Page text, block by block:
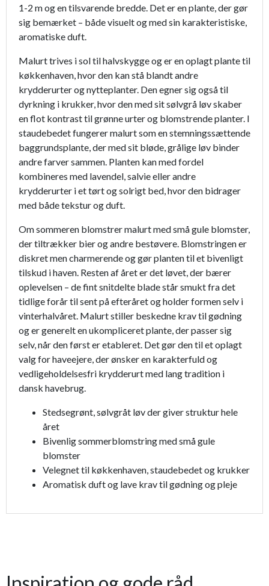
1-2 m og en tilsvarende bredde. Det er en plante, der gør
sig bemærket – både visuelt og med sin karakteristiske,
aromatiske duft.
Malurt trives i sol til halvskygge og er en oplagt plante til
køkkenhaven, hvor den kan stå blandt andre
krydderurter og nytteplanter. Den egner sig også til
dyrkning i krukker, hvor den med sit sølvgrå løv skaber
en flot kontrast til grønne urter og blomstrende planter. I
staudebedet fungerer malurt som en stemningssættende
baggrundsplante, der med sit bløde, grålige løv binder
andre farver sammen. Planten kan med fordel
kombineres med lavendel, salvie eller andre
krydderurter i et tørt og solrigt bed, hvor den bidrager
med både tekstur og duft.
Om sommeren blomstrer malurt med små gule blomster,
der tiltrækker bier og andre bestøvere. Blomstringen er
diskret men charmerende og gør planten til et bivenligt
tilskud i haven. Resten af året er det løvet, der bærer
oplevelsen – de fint snitdelte blade står smukt fra det
tidlige forår til sent på efteråret og holder formen selv i
vinterhalvåret. Malurt stiller beskedne krav til gødning
og er generelt en ukompliceret plante, der passer sig
selv, når den først er etableret. Det gør den til et oplagt
valg for haveejere, der ønsker en karakterfuld og
vedligeholdelsesfri krydderurt med lang tradition i
dansk havebrug.
Stedsegrønt, sølvgråt løv der giver struktur hele
året
Bivenlig sommerblomstring med små gule
blomster
Velegnet til køkkenhaven, staudebedet og krukker
Aromatisk duft og lave krav til gødning og pleje